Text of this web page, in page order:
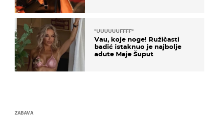
"UUUUUUFFFF"
Vau, koje noge! Ružičasti
badić istaknuo je najbolje
adute Maje Šuput
ZABAVA